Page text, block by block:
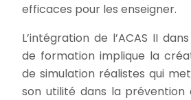
efficaces pour les enseigner.
L’intégration de l’ACAS II
de formation implique la
de simulation réalistes qui
son utilité dans la prévention